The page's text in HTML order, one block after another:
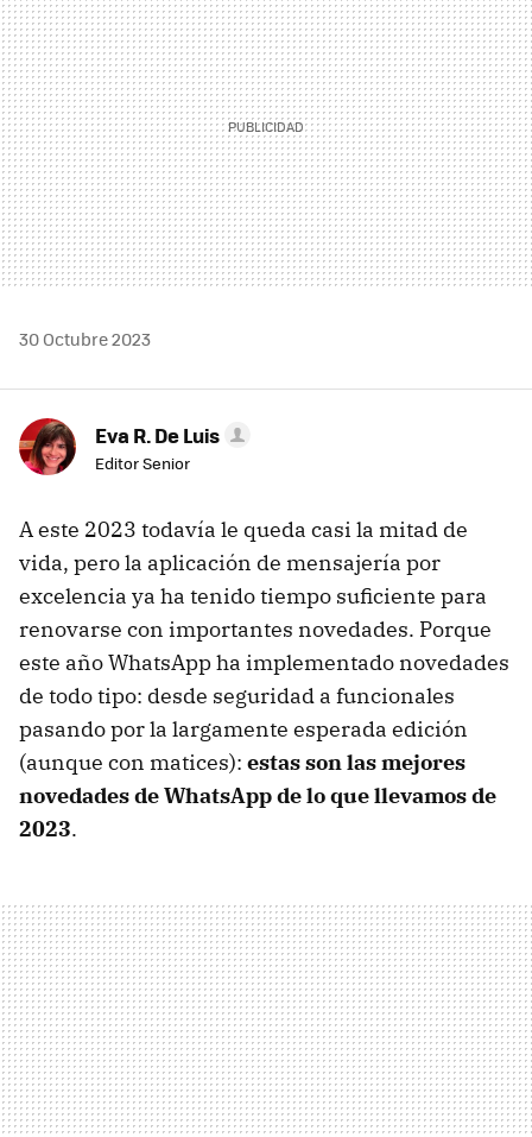
30 Octubre 2023
Eva R. De Luis
Editor Senior
A este 2023 todavía le queda casi la mitad de
vida, pero la aplicación de mensajería por
excelencia ya ha tenido tiempo suficiente para
renovarse con importantes novedades. Porque
este año WhatsApp ha implementado novedades
de todo tipo: desde seguridad a funcionales
pasando por la largamente esperada edición
(aunque con matices): estas son las mejores
novedades de WhatsApp de lo que llevamos de
2023.